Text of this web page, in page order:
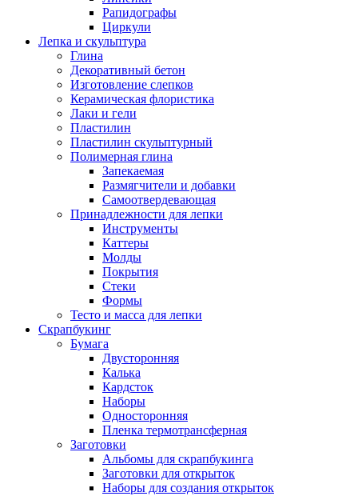
Рапидографы
Циркули
Лепка и скульптура
Глина
Декоративный бетон
Изготовление слепков
Керамическая флористика
Лаки и гели
Пластилин
Пластилин скульптурный
Полимерная глина
Запекаемая
Размягчители и добавки
Самоотвердевающая
Принадлежности для лепки
Инструменты
Каттеры
Молды
Покрытия
Стеки
Формы
Тесто и масса для лепки
Скрапбукинг
Бумага
Двусторонняя
Калька
Кардсток
Наборы
Односторонняя
Пленка термотрансферная
Заготовки
Альбомы для скрапбукинга
Заготовки для открыток
Наборы для создания открыток